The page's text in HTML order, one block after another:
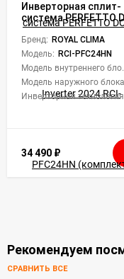
Инверторная сплит-
система PERFETTO
EU Inverter 2024 RCI-
PFC24HN (комплект)
Бренд: ROYAL CLIMA
Модель: RCI-PFC24HN
Модель наружного
Инверторная
34 490 ₽
Рекомендуем
СРАВНИТЬ ВСЕ